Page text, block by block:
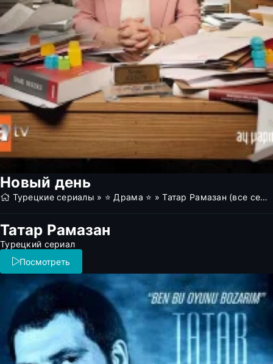
Новый день
Турецкие сериалы » ⭐ Драма ⭐ » Татар Рамазан (все серии)
Татар Рамазан
Турецкий сериал
Посмотреть